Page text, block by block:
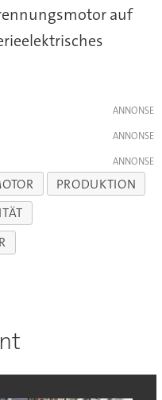
auf
PRODUKTION